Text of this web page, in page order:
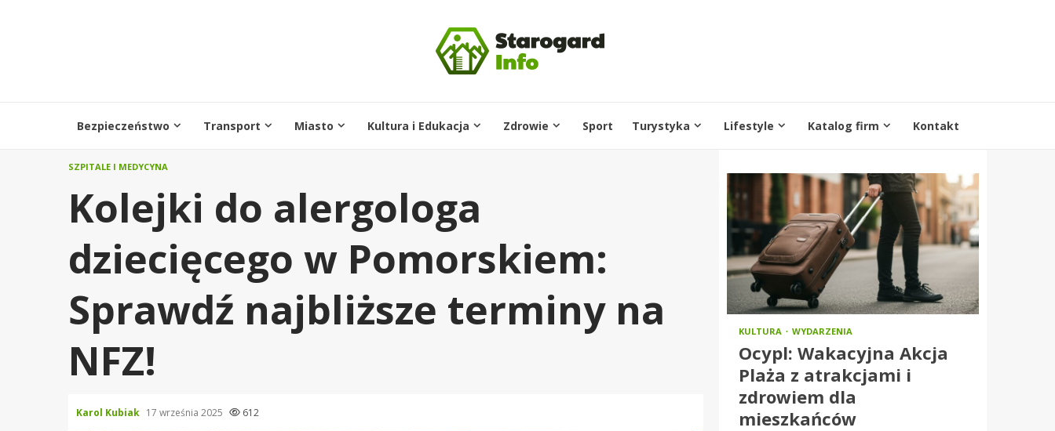
Bezpieczeństwo Transport Miasto Kultura i Edukacja Zdrowie Sport Turystyka Lifestyle Katalog firm Kontakt
SZPITALE I MEDYCYNA
Kolejki do alergologa
dziecięcego w Pomorskiem:
Sprawdź najbliższe terminy na
NFZ!
Karol Kubiak 17 września 2025 612
KULTURA WYDARZENIA
Ocypl: Wakacyjna Akcja
Plaża z atrakcjami i
zdrowiem dla
mieszkańców